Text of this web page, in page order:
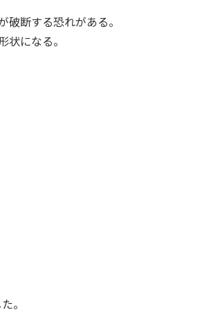
断する恐れがある。
状になる。
。